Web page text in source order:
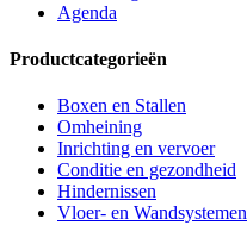
Agenda
Productcategorieën
Boxen en Stallen
Omheining
Inrichting en vervoer
Conditie en gezondheid
Hindernissen
Vloer- en Wandsystemen